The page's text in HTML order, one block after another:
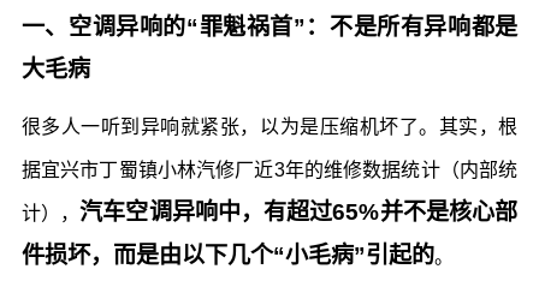
一、空调异响的“罪魁祸首”：不是所有异响都是
大毛病
很多人一听到异响就紧张，以为是压缩机坏了。其实，根
据宜兴市丁蜀镇小林汽修厂近3年的维修数据统计（内部统
计），汽车空调异响中，有超过65%并不是核心部
件损坏，而是由以下几个“小毛病”引起的。